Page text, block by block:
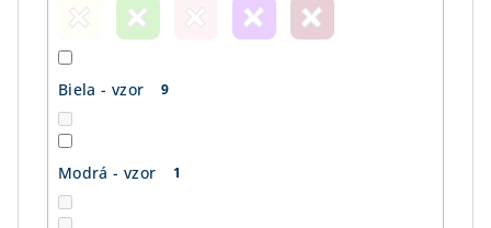
Biela - vzor 9
Modrá - vzor 1